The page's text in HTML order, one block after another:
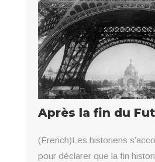
Après la fin du
(French)Les historiens
pour déclarer que la fin